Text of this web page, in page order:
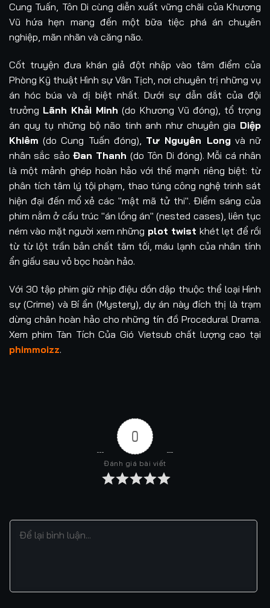
Cung Tuấn, Tôn Di cùng diễn xuất vững chãi của Khương
Vũ hứa hẹn mang đến một bữa tiệc phá án chuyên
nghiệp, mãn nhãn và căng não.
Cốt truyện đưa khán giả đột nhập vào tâm điểm của
Phòng Kỹ thuật Hình sự Vân Tịch, nơi chuyên trị những vụ
án hóc búa và dị biệt nhất. Dưới sự dẫn dắt của đội
trưởng Lãnh Khải Minh (do Khương Vũ đóng), tổ trọng
án quy tụ những bộ não tinh anh như chuyên gia Diệp
Khiêm (do Cung Tuấn đóng), Tư Nguyên Longvà nữ
nhân sắc sảoĐan Thanh (do Tôn Di đóng). Mỗi cá nhân
là một mảnh ghép hoàn hảo với thế mạnh riêng biệt: từ
phân tích tâm lý tội phạm, thao túng công nghệ trinh sát
hiện đại đến mổ xẻ các "mật mã tử thi". Điểm sáng của
phim nằm ở cấu trúc "án lồng án" (nested cases), liên tục
ném vào mặt người xem những plot twist khét lẹt để rồi
từ từ lột trần bản chất tăm tối, máu lạnh của nhân tính
ẩn giấu sau vỏ bọc hoàn hảo.
Với 30 tập phim giữ nhịp điệu dồn dập thuộc thể loại Hình
sự (Crime) và Bí ẩn (Mystery), dự án này đích thị là trạm
dừng chân hoàn hảo cho những tín đồ Procedural Drama.
Xem phim Tàn Tích Của Gió Vietsub chất lượng cao tại
phimmoizz.
0
Đánh giá bài viết